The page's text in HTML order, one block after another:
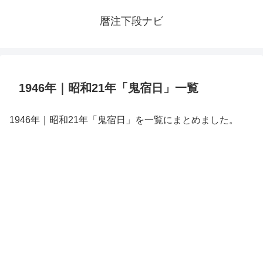
暦注下段ナビ
1946年｜昭和21年「鬼宿日」一覧
1946年｜昭和21年「鬼宿日」を一覧にまとめました。